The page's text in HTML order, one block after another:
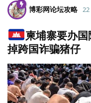
博彩网论坛攻略 22
柬埔寨要办
掉跨国诈骗猪仔